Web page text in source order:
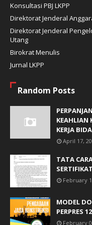
Konsultasi PBJ LKPP
Direktorat Jenderal
Direktorat Jenderal
Utang
Birokrat Menulis
Jurnal LKPP
Random Posts
KEAHLIAN
KERJA
April 17,
TATA
February
MODEL
PERPRES
February